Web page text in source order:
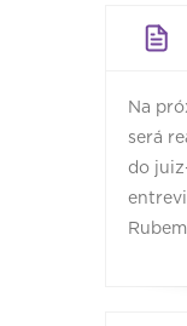
Na
será
do